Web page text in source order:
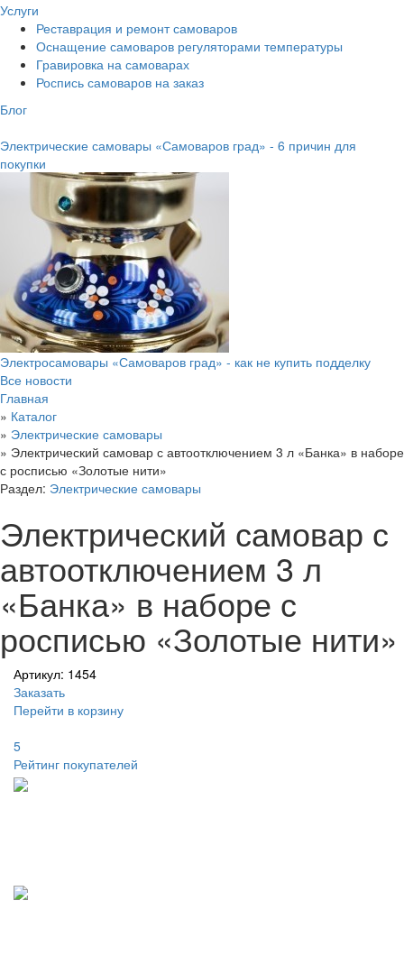
Услуги
Реставрация и ремонт самоваров
Оснащение самоваров регуляторами температуры
Гравировка на самоварах
Роспись самоваров на заказ
Блог
Электрические самовары «Самоваров град» - 6 причин для
покупки
Электросамовары «Самоваров град» - как не купить подделку
Все новости
Главная
» Каталог
» Электрические самовары
» Электрический самовар с автоотключением 3 л «Банка» в наборе
с росписью «Золотые нити»
Раздел: Электрические самовары
Электрический самовар с
автоотключением 3 л
«Банка» в наборе с
росписью «Золотые нити»
Артикул: 1454
Заказать
Перейти в корзину
5
Рейтинг покупателей